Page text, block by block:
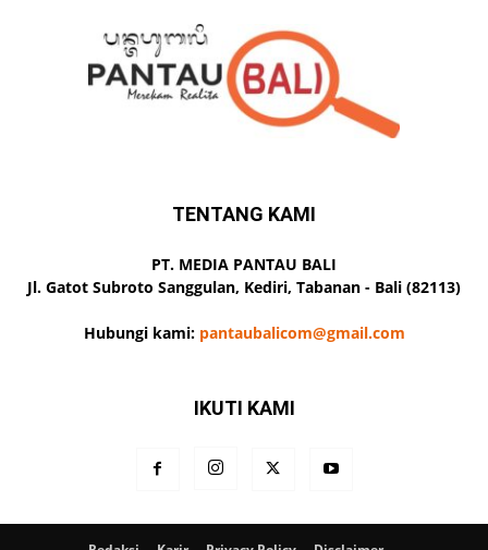
TENTANG KAMI
PT. MEDIA PANTAU BALI
Jl. Gatot Subroto Sanggulan, Kediri, Tabanan - Bali (82113)
Hubungi kami: pantaubalicom@gmail.com
IKUTI KAMI